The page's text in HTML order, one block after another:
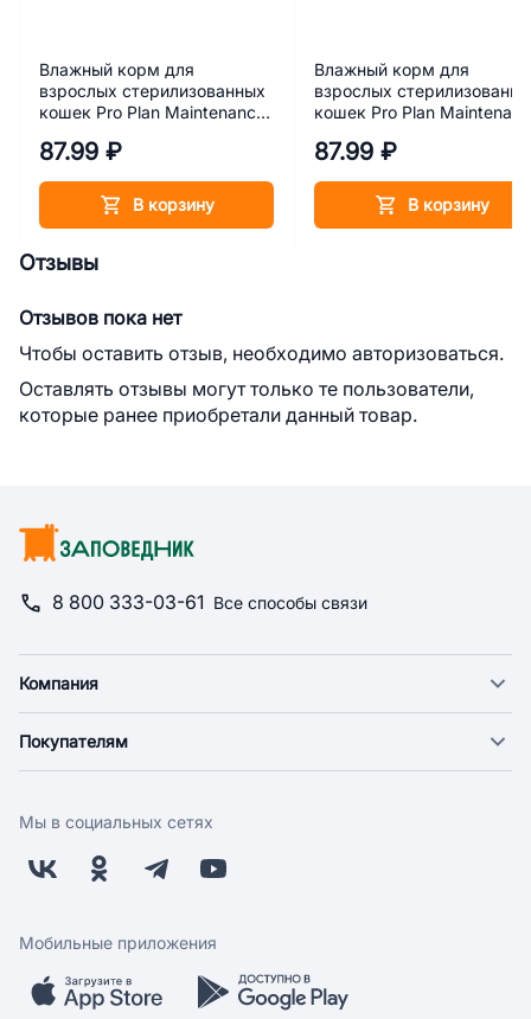
Влажный корм для
взрослых стерилизованных
кошек Pro Plan Maintenance
г
87.99 ₽
В корзину
Влажный корм для
взрослых
кошек Pro Plan
рыбой в соусе 85 г
87.99 ₽
В корзину
Отзывы
Отзывов пока нет
Чтобы оставить отзыв, необходимо авторизоваться.
Оставлять отзывы могут только те пользователи,
которые ранее приобретали данный товар.
8 800 333-03-61 Все способы связи
Компания
Новости
Поставщикам
Заводчикам
Обратная связь
Покупателям
Оплата
Бонусная программа
Скидки и акции
Мобильное приложение
Мы в социальных сетях
Мобильные приложения